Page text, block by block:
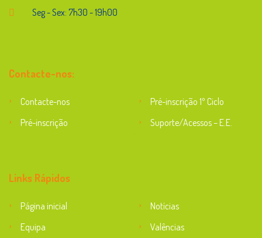
Seg - Sex: 7h30 - 19h00
Contacte-nos:
Contacte-nos
Pré-inscrição 1º Ciclo
Pré-inscrição
Suporte/Acessos – E.E.
Links Rápidos
Página inicial
Notícias
Equipa
Valências